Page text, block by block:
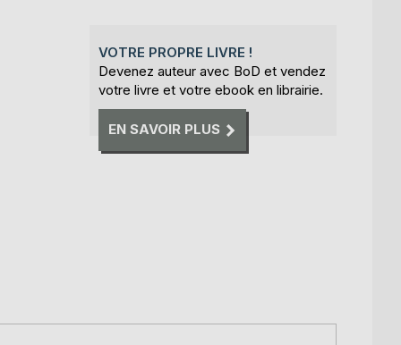
VOTRE PROPRE LIVRE !
Devenez auteur avec BoD et vendez
votre livre et votre ebook en librairie.
EN SAVOIR PLUS